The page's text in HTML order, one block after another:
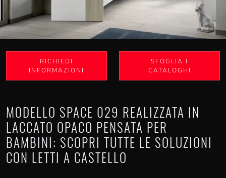
RICHIEDI
INFORMAZIONI
SFOGLIA I
CATALOGHI
MODELLO SPACE 029 REALIZZATA IN
LACCATO OPACO PENSATA PER
BAMBINI: SCOPRI TUTTE LE SOLUZIONI
CON LETTI A CASTELLO